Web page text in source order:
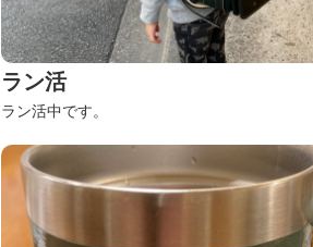
ラン活
ラン活中です。